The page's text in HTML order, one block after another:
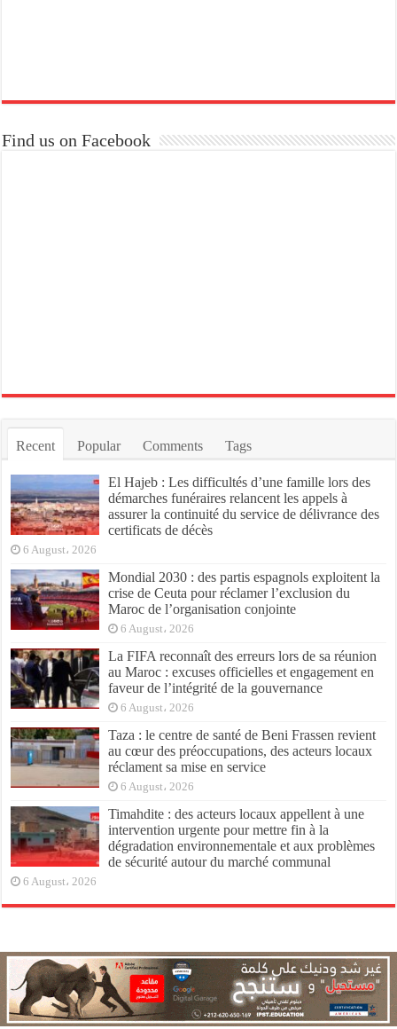
Find us on Facebook
Recent Popular Comments Tags
El Hajeb : Les difficultés d’une famille lors des
démarches funéraires relancent les appels à
assurer la continuité du service de délivrance des
certificats de décès
6 August، 2026
Mondial 2030 : des partis espagnols exploitent la
crise de Ceuta pour réclamer l’exclusion du
Maroc de l’organisation conjointe
6 August، 2026
La FIFA reconnaît des erreurs lors de sa réunion
au Maroc : excuses officielles et engagement en
faveur de l’intégrité de la gouvernance
6 August، 2026
Taza : le centre de santé de Beni Frassen revient
au cœur des préoccupations, des acteurs locaux
réclament sa mise en service
6 August، 2026
Timahdite : des acteurs locaux appellent à une
intervention urgente pour mettre fin à la
dégradation environnementale et aux problèmes
de sécurité autour du marché communal
6 August، 2026